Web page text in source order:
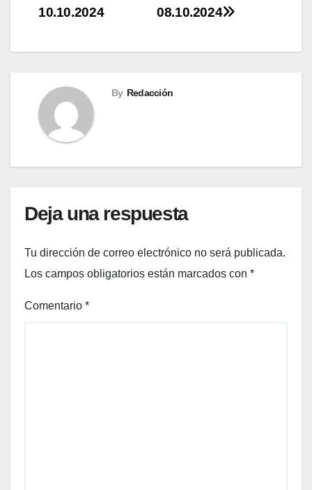
08.10.2024
10.10.2024
By Redacción
Deja una respuesta
Tu dirección de correo electrónico no será publicada.
Los campos obligatorios están marcados con *
Comentario *